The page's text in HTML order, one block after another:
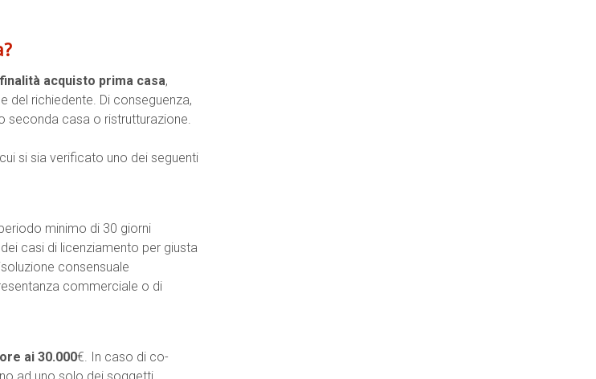
finalità acquisto prima casa,
del richiedente. Di conseguenza,
seconda casa o ristrutturazione.
si sia verificato uno dei seguenti
minimo di 30 giorni
casi di licenziamento per giusta
consensuale
commerciale o di
ai 30.000€. In caso di co-